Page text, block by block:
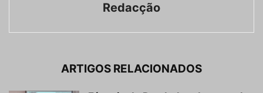
Redacção
ARTIGOS RELACIONADOS